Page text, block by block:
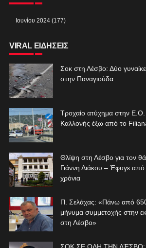
VIRAL ΕΙΔΗΣΕΙΣ
Σοκ στη Λέσβο: Δύο
στην Παναγιούδα
Τροχαίο ατύχημα στην
Καλλονής έξω από το
Θλίψη στη Λέσβο για τον
Γιάννη Διάκου – Έφυγε
χρόνια
Π. Σελάχας: «Πάνω από 650
μήνυμα συμμετοχής στην
στη Λέσβο»
ΣΟΚ ΣΕ ΟΛΗ ΤΗΝ ΛΈΣΒΟ: